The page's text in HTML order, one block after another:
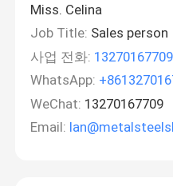
Miss. Celina
Job Title: Sales person
사업 전화: 13270167709
WhatsApp:
WeChat: 13270167709
Email: